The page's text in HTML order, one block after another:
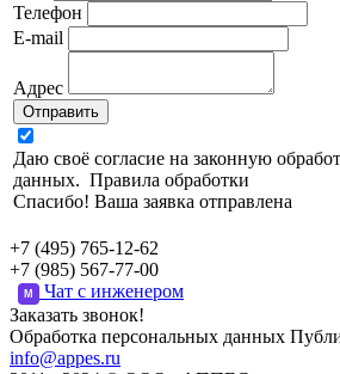
Телефон
E-mail
Адрес
Отправить
Даю своё согласие на законную
данных. Правила обработки
Спасибо! Ваша заявка отправлена
+7 (495) 765-12-62
+7 (985) 567-77-00
M
Чат с инженером
Заказать звонок!
Обработка персональных данных
info@appes.ru